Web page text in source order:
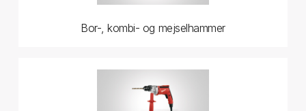
Bor-, kombi- og mejselhammer